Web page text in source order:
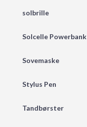
solbrille
Solcelle Powerbank
Sovemaske
Stylus Pen
Tandbørster